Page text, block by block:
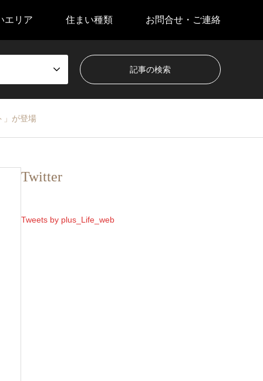
エリア 住まい種類 お問合せ・ご連絡
」が登場
Twitter
Tweets by plus_Life_web